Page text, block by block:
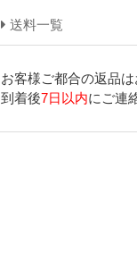
送料一覧
お客様ご都合の返品
到着後7日以内にご連